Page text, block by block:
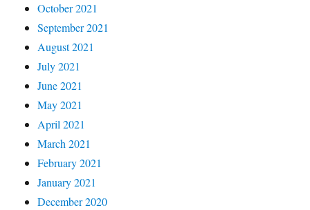
October 2021
September 2021
August 2021
July 2021
June 2021
May 2021
April 2021
March 2021
February 2021
January 2021
December 2020